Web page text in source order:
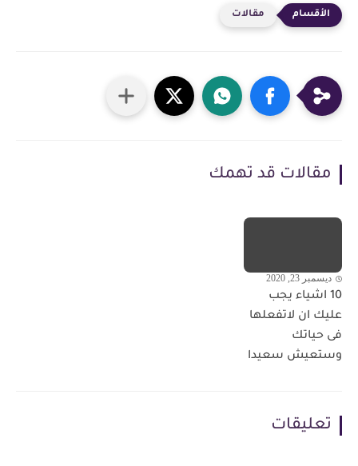
مقالات
مقالات قد تهمك
ديسمبر 23, 2020
10 اشياء يجب
عليك ان لاتفعلها
فى حياتك
وستعيش سعيدا
تعليقات